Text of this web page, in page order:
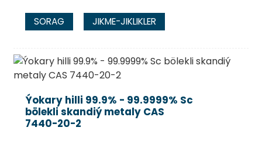
SORAG JIKME-JIKLIKLER
Ýokary hilli 99.9% - 99.9999% Sc
bölekli skandiý metaly CAS
7440-20-2